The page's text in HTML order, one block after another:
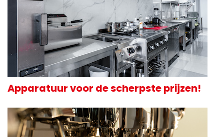
Apparatuur voor de scherpste prijzen!